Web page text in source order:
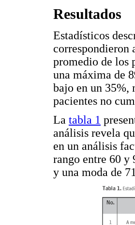
Resultados
Estadísticos
correspondieron
promedio de los
una máxima de
bajo en un 35%,
pacientes no
La tabla 1
análisis revela
en un análisis
rango entre 60 y
y una moda de